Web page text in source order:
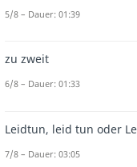
5/8 – Dauer: 01:39
zu zweit
6/8 – Dauer: 01:33
Leidtun, leid tun oder
7/8 – Dauer: 03:05